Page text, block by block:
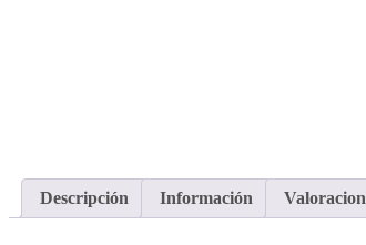
Descripción Información